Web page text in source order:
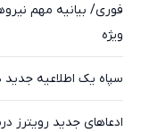
فوری/ بیانیه مهم
ویژه
سپاه یک اطلاعیه جدید
ادعاهای جدید رویترز